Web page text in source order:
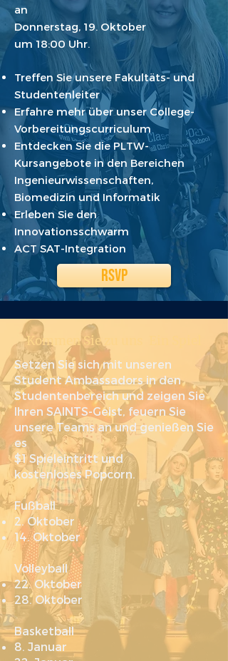
an
Donnerstag, 19. Oktober
um 18:00 Uhr.
Treffen Sie unsere Fakultäts- und
Studentenleiter
Erfahre mehr über unser College-
Vorbereitungscurriculum
Entdecken Sie die PLTW-
Kursangebote in den Bereichen
Ingenieurwissenschaften,
Biomedizin und Informatik
Erleben Sie den
Innovationsschwarm
ACT SAT-Integration
RSVP
Kommen Sie zu uns Ein Spiel
Setzen Sie sich mit unseren
Student Ambassadors in den
Studentenbereich und zeigen Sie
Ihren SAINTS-Geist, feuern Sie
unsere Teams an und genießen Sie
es
$1 Spieleintritt und
kostenloses Popcorn.
Fußball
2. Oktober
14. Oktober
Volleyball
22. Oktober
28. Oktober
Basketball
8. Januar